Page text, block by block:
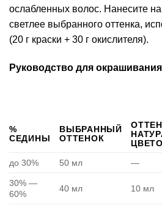
ослабленных волос. Нанесите
светлее выбранного оттенка,
(20 г краски + 30 г окислителя).
Руководство для
%
СЕДИНЫ
ВЫБРАННЫЙ
ОТТЕНОК
до 30% 50 мл —
30% —
60%
40 мл 10 мл